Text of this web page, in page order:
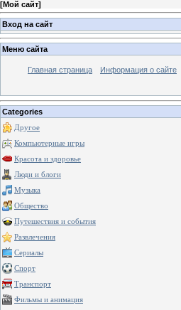
[Мой сайт]
Вход на сайт
Меню сайта
Главная страница Информация о сайте
Categories
Другое
Компьютерные игры
Красота и здоровье
Люди и блоги
Музыка
Общество
Путешествия и события
Развлечения
Сериалы
Спорт
Транспорт
Фильмы и анимация